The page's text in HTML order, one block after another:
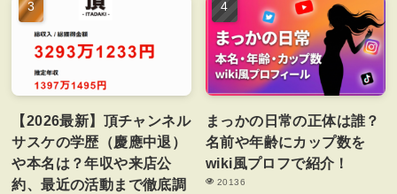
【2026最新】頂チャンネル
サスケの学歴（慶應中退）
や本名は？年収や来店公
約、最近の活動まで徹底調
まっかの日常の正体は誰？
名前や年齢にカップ数を
wiki風プロフで紹介！
20136